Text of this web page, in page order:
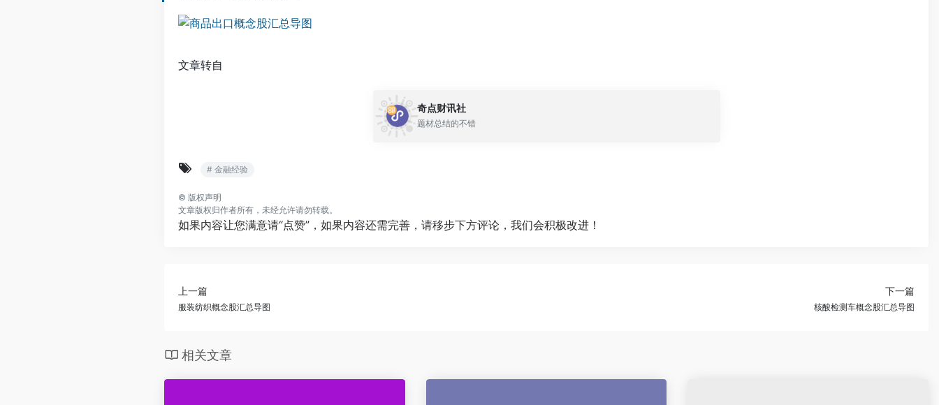
文章转自
奇点财讯社
题材总结的不错
# 金融经验
© 版权声明
文章版权归作者所有，未经允许请勿转载。
如果内容让您满意请“点赞”，如果内容还需完善，请移步下方评论，我们会积极改进！
上一篇
服装纺织概念股汇总导图
下一篇
核酸检测车概念股汇总导图
相关文章